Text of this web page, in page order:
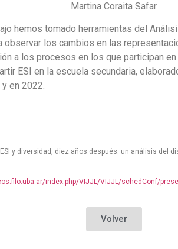
Martina Coraita Safar
hemos tomado herramientas del
observar los cambios en las
a los procesos en los que participan
ESI en la escuela secundaria,
en 2022.
ESI y diversidad, diez años después: un análisis del
index.php/VIJJL/VIJJL/schedConf/
Volver